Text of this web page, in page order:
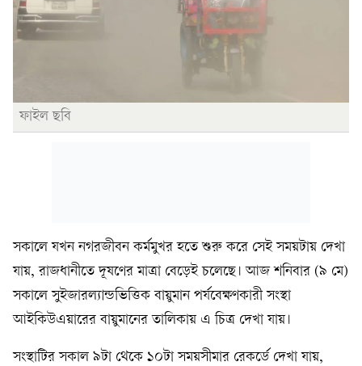
ফাইল ছবি
সকালে যখন নগরজীবন কর্মমুখর হতে শুরু করে সেই সময়টায় দেখা
যায়, রাজধানীতে দূষণের মাত্রা বেড়েই চলেছে। আজ শনিবার (৯ মে)
সকালে সুইজারল্যান্ডভিত্তিক বায়ুমান পর্যবেক্ষণকারী সংস্থা
আইকিউএয়ারের বায়ুমানের তালিকায় এ চিত্র দেখা যায়।
সংস্থাটির সকাল ৯টা থেকে ১০টা সময়সীমার রেকর্ডে দেখা যায়,